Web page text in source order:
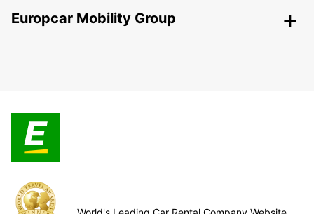
Europcar Mobility Group